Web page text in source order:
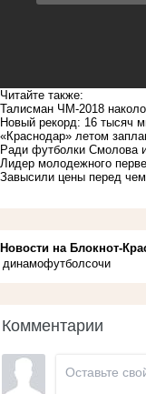
Читайте также:
Талисман ЧМ-2018
Новый рекорд: 16 тысяч
«Краснодар» летом
Ради футболки Смолова
Лидер молодежного
Завысили цены перед
Новости на Блoкнoт-
динамофутболсочи
Комментарии